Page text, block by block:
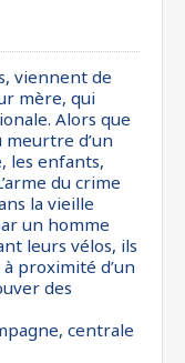
viennent de
mère, qui
Alors que
d’un
les enfants,
du crime
la vieille
un homme
leurs vélos, ils
proximité d’un
des
centrale